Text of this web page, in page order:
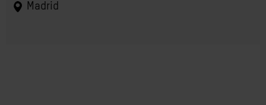
Madrid